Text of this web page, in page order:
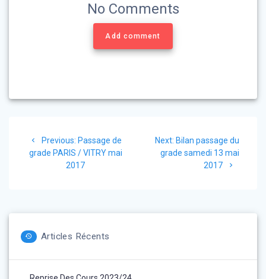
No Comments
Add comment
de
Previous: Previous
post:
Passage de
grade PARIS / VITRY mai
2017
Next: Next
post:
Bilan passage du
grade samedi 13 mai
2017
Articles Récents